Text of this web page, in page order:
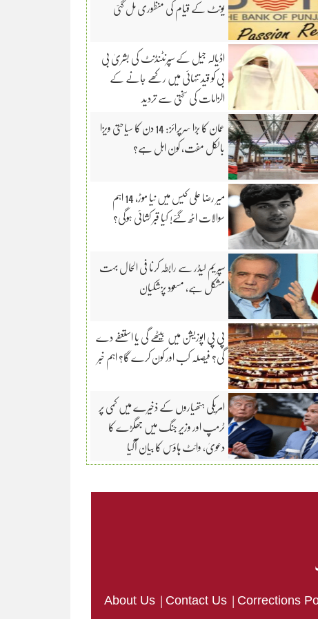
یونٹ کے قیام کی منظوری مل گئی
اڈیالہ جیل کے سپرنٹنڈنٹ کی بشریٰ بی
بی کو قید تنہائی میں رکھے جانے کے
الزامات کی سختی سے تردید
عمان کا بڑا سرپرائز: 14 دن کا سیاحتی ویزا
بالکل مفت، کون اہل ہے؟
میر رضا علی کیس میں نیا موڑ، 14 اہم
سوالات اٹھ گئے! کیا قبر کشائی ہوگی؟
سپریم لیڈر سے رابطہ کرنا فی الحال بہت
مشکل ہے، مسعود پزشکیان
پی پی اپوزیشن میں بیٹھے گی یا استعفے دے
گی؟ فیصلہ کب اور کون کرے گا؟ اہم خبر
امریکی ہتھیاروں کے ذخیرے میں کمی پر
ٹرمپ اور وزیرِ جنگ میں جھگڑے کا
دعویٰ، وائٹ ہاؤس کا بیان آگیا
About Us | Contact Us | Corrections